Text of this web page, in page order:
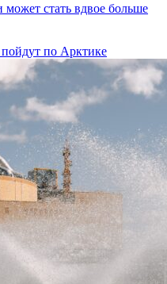
стать вдвое больше
по Арктике